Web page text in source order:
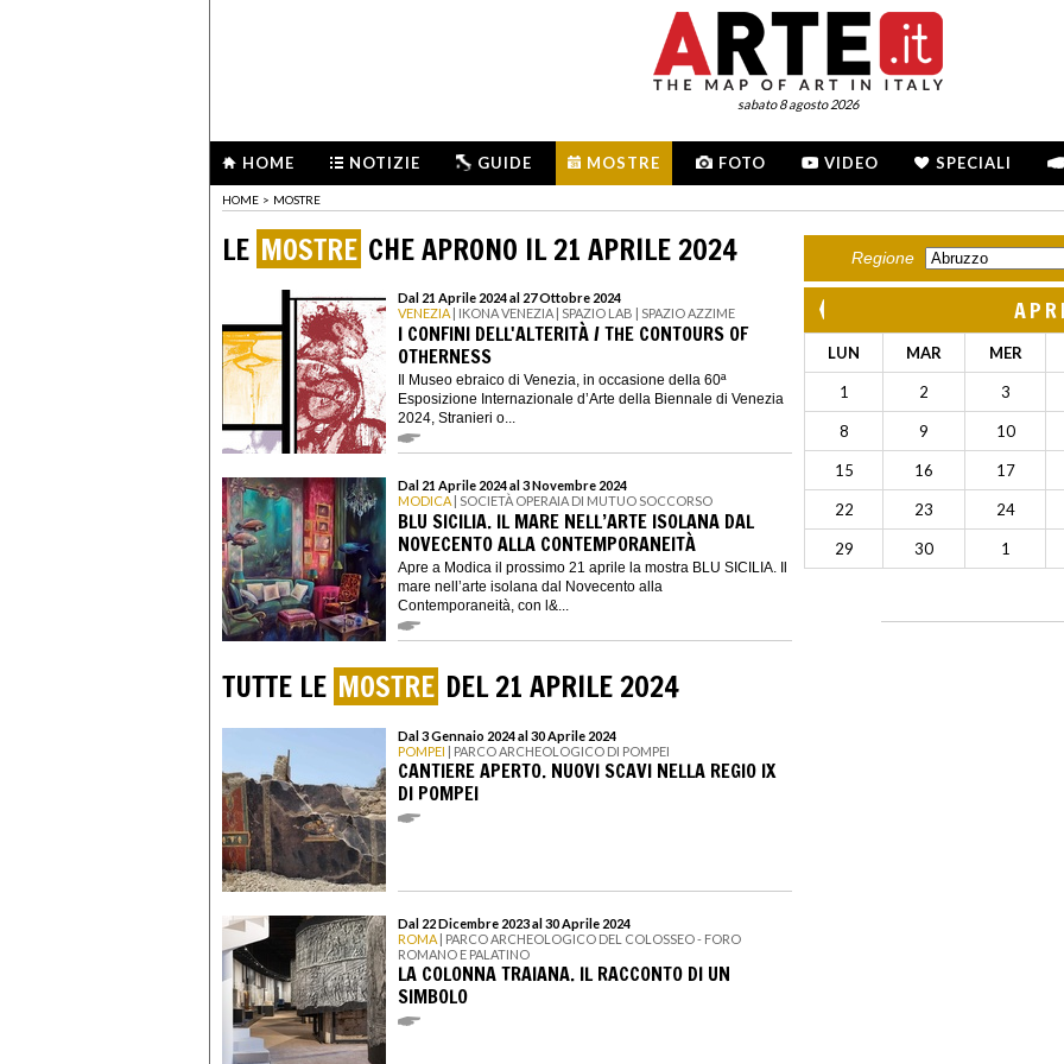
sabato 8 agosto 2026
HOME NOTIZIE GUIDE MOSTRE FOTO VIDEO SPECIALI
HOME > MOSTRE
LE MOSTRE CHE APRONO IL 21 APRILE 2024
Dal 21 Aprile 2024 al 27 Ottobre 2024
VENEZIA | IKONA VENEZIA | SPAZIO LAB | SPAZIO AZZIME
I CONFINI DELL'ALTERITÀ / THE CONTOURS OF
OTHERNESS
Il Museo ebraico di Venezia, in occasione della 60ª
Esposizione Internazionale d’Arte della Biennale di Venezia
2024, Stranieri o...
Dal 21 Aprile 2024 al 3 Novembre 2024
MODICA | SOCIETÀ OPERAIA DI MUTUO SOCCORSO
BLU SICILIA. IL MARE NELL’ARTE ISOLANA DAL
NOVECENTO ALLA CONTEMPORANEITÀ
Apre a Modica il prossimo 21 aprile la mostra BLU SICILIA. Il
mare nell’arte isolana dal Novecento alla
Contemporaneità, con l&...
TUTTE LE MOSTRE DEL 21 APRILE 2024
Dal 3 Gennaio 2024 al 30 Aprile 2024
POMPEI | PARCO ARCHEOLOGICO DI POMPEI
CANTIERE APERTO. NUOVI SCAVI NELLA REGIO IX
DI POMPEI
Dal 22 Dicembre 2023 al 30 Aprile 2024
ROMA | PARCO ARCHEOLOGICO DEL COLOSSEO - FORO
ROMANO E PALATINO
LA COLONNA TRAIANA. IL RACCONTO DI UN
SIMBOLO
Regione
LUN MAR MER
1 2 3
8 9 10
15 16 17
22 23 24
29 30 1